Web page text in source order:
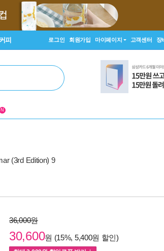
커피 로그인 회원가입 마이페이지 고객센터 장
N
(3rd Edition) 9
36,000원
30,600원 (15%, 5,400원 할인)